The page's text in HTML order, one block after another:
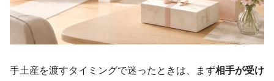
手土産を渡すタイミングで迷ったときは、まず相手が受け